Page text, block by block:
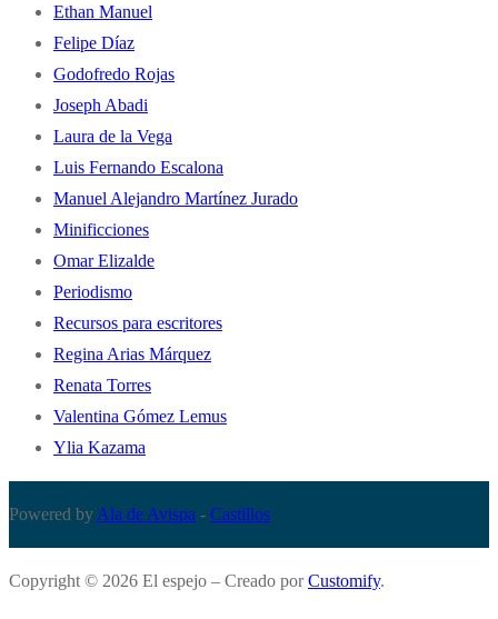
Ethan Manuel
Felipe Díaz
Godofredo Rojas
Joseph Abadi
Laura de la Vega
Luis Fernando Escalona
Manuel Alejandro Martínez Jurado
Minificciones
Omar Elizalde
Periodismo
Recursos para escritores
Regina Arias Márquez
Renata Torres
Valentina Gómez Lemus
Ylia Kazama
Powered by Ala de Avispa - Castillos
Copyright © 2026 El espejo – Creado porCustomify.